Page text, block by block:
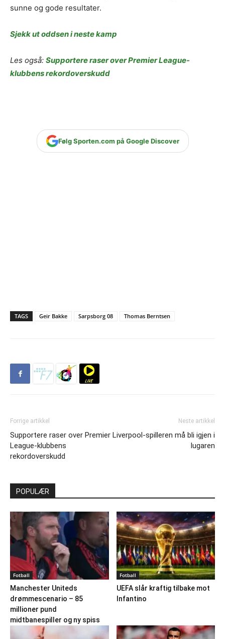
sunne og gode resultater.
Sjekk ut oddsen i neste kamp
Les også: Supportere raser over Premier League-
klubbens rekordoverskudd
Følg Sporten.com på Google Discover
TAGS Geir Bakke Sarpsborg 08 Thomas Berntsen
Forrige artikkel
Supportere raser over Premier
League-klubbens
rekordoverskudd
Neste artikkel
Liverpool-spilleren må bli igjen i
lugaren
POPULÆR
Fotball
Manchester Uniteds
drømmescenario – 85
millioner pund
midtbanespiller og ny spiss
Fotball
UEFA slår kraftig tilbake mot
Infantino